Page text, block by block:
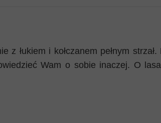
z łukiem i kołczanem pełnym strzał.
Wam o sobie inaczej. O